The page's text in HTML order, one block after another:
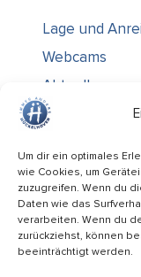
Um dir ein optimales
wie Cookies, um
zuzugreifen. Wenn du
Daten wie das
verarbeiten. Wenn du
zurückziehst, können
beeinträchtigt werden.
Lage und
Webcams
Aktuelles
Über uns
Kontakt /
Alle Ämter
Rechtliches